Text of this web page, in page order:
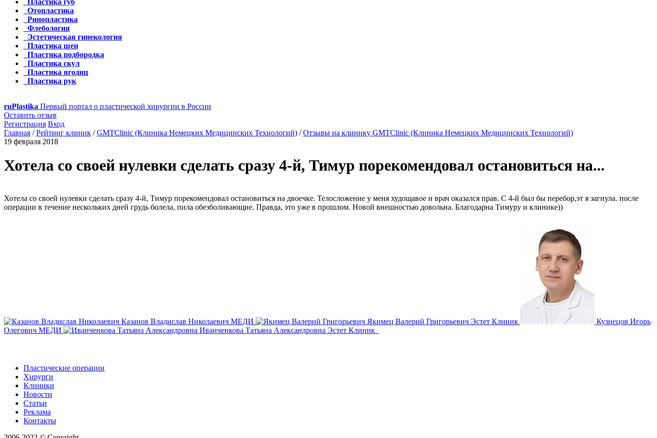
Пластика губ
Отопластика
Ринопластика
Флебология
Эстетическая гинекология
Пластика шеи
Пластика подбородка
Пластика скул
Пластика ягодиц
Пластика рук
ruPlastika Первый портал о пластической хирургии в России
Оставить отзыв
Регистрация Вход
Главная /Рейтинг клиник /GMTClinic (Клиника Немецких Медицинских Технологий) /Отзывы на клинику GMTClinic (Клиника Немецких Медицинских Технологий)
19 февраля 2018
Хотела со своей нулевки сделать сразу 4-й, Тимур порекомендовал остановиться на...
Хотела со своей нулевки сделать сразу 4-й, Тимур порекомендовал остановиться на двоечке. Телосложение у меня худощавое и врач оказался прав. С 4-й был бы перебор,эт я загнула. после
операции в течение нескольких дней грудь болела, пила обезболивающие. Правда, это уже в прошлом. Новой внешностью довольна. Благодарна Тимуру и клинике))
Казанов Владислав Николаевич МЕДИ Якимец Валерий Григорьевич Эстет Клиник
Кузнецов Игорь
Олегович МЕДИ Иванченкова Татьяна Александровна Эстет Клиник
Пластические операции
Хирурги
Клиники
Новости
Статьи
Реклама
Контакты